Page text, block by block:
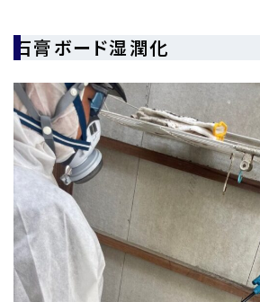
石膏ボード湿潤化